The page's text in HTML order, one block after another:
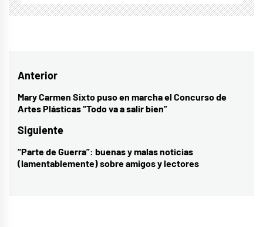
Navegación
de
Anterior
Entrada
anterior:
Mary Carmen Sixto puso en marcha el Concurso de
Artes Plásticas “Todo va a salir bien”
Siguiente
Entrada
siguiente:
“Parte de Guerra”: buenas y malas noticias
(lamentablemente) sobre amigos y lectores